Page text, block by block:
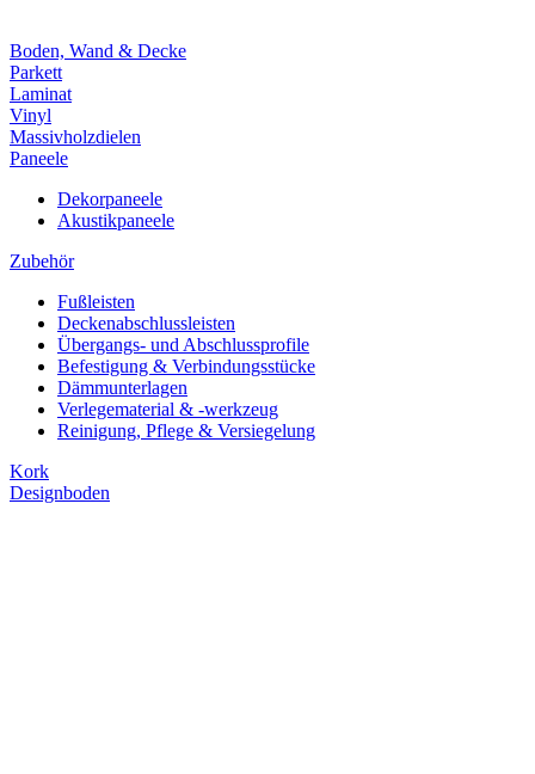
Boden, Wand & Decke
Parkett
Laminat
Vinyl
Massivholzdielen
Paneele
Dekorpaneele
Akustikpaneele
Zubehör
Fußleisten
Deckenabschlussleisten
Übergangs- und Abschlussprofile
Befestigung & Verbindungsstücke
Dämmunterlagen
Verlegematerial & -werkzeug
Reinigung, Pflege & Versiegelung
Kork
Designboden